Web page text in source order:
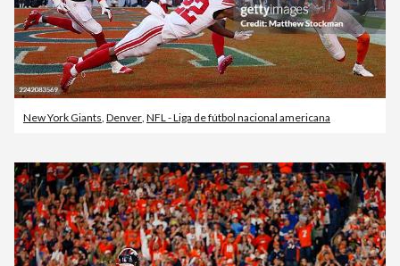
New York Giants Denver NFL - Liga de fútbol nacional americana